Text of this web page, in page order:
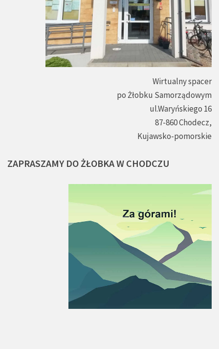
Wirtualny spacer
po Żłobku Samorządowym
ul.Waryńskiego 16
87-860 Chodecz,
Kujawsko-pomorskie
ZAPRASZAMY DOŻŁOBKAW CHODCZU